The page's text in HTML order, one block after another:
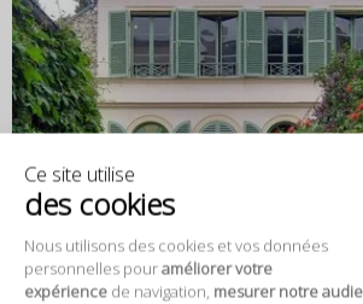
Ce site utilise
des cookies
Nous utilisons des cookies et vos données
personnelles pouraméliorer votre
expérience de navigation, mesurer notre
Top 10 des activités gratuites à